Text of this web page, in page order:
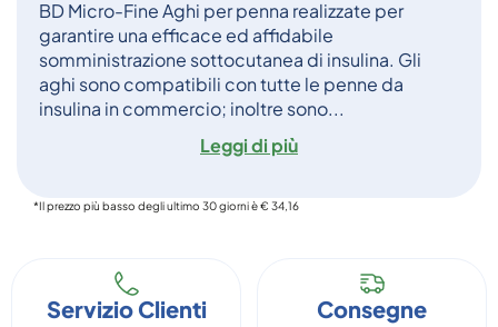
BD Micro-Fine Aghi per penna realizzate per
garantire una efficace ed affidabile
somministrazione sottocutanea di insulina. Gli
aghi sono compatibili con tutte le penne da
insulina in commercio; inoltre sono...
Leggi di più
*Il prezzo più basso degli ultimo 30 giorni è € 34,16
Servizio Clienti Consegne